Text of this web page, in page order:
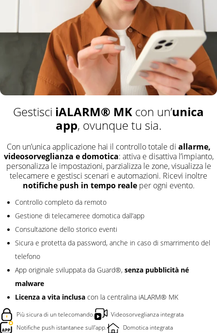
Gestisci iALARM® MK con un’unica
app, ovunque tu sia.
Con un’unica applicazione hai il controllo totale di allarme,
videosorveglianza e domotica: attiva e disattiva l’impianto,
personalizza le impostazioni, parzializza le zone, visualizza le
telecamere e gestisci scenari e automazioni. Ricevi inoltre
notifiche push in tempo realeper ogni evento.
Controllo completo da remoto
Gestione di telecameree domotica dall’app
Consultazione dello storico eventi
Sicura e protetta da password, anche in caso di smarrimento del
telefono
App originale sviluppata da Guard®, senza pubblicità né
malware
Licenza a vita inclusa con la centralina iALARM® MK
Più sicura di un telecomando.
Videosorveglianza integrata
Notifiche push istantanee sull’app.
Domotica integrata